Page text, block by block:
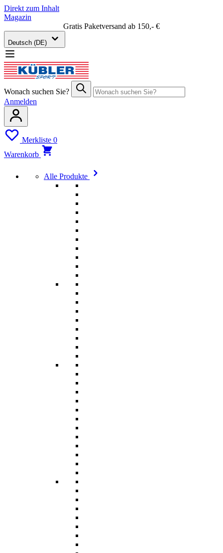
Direkt zum Inhalt
Magazin
Gratis Paketversand ab 150,- €
Deutsch (DE)
Wonach suchen Sie?
Anmelden
Merkliste 0
Warenkorb
Alle Produkte